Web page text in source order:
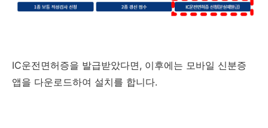
IC운전면허증을 발급받았다면, 이후에는 모바일 신분증
앱을 다운로드하여 설치를 합니다.